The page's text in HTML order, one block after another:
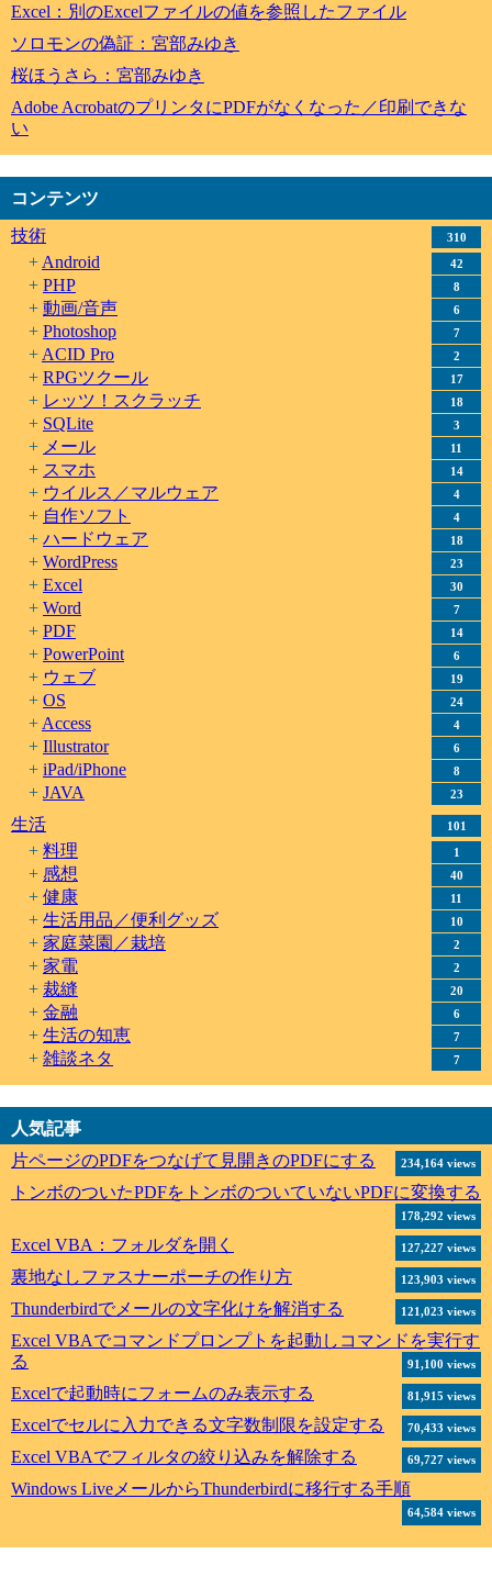
Excel：別のExcelファイルの値を参照したファイル
ソロモンの偽証：宮部みゆき
桜ほうさら：宮部みゆき
Adobe AcrobatのプリンタにPDFがなくなった／印刷できな
い
コンテンツ
技術
310
Android 42
PHP 8
動画/音声 6
Photoshop 7
ACID Pro 2
RPGツクール 17
レッツ！スクラッチ 18
SQLite 3
メール 11
スマホ 14
ウイルス／マルウェア 4
自作ソフト 4
ハードウェア 18
WordPress 23
Excel 30
Word 7
PDF 14
PowerPoint 6
ウェブ 19
OS 24
Access 4
Illustrator 6
iPad/iPhone 8
JAVA 23
生活 101
料理 1
感想 40
健康 11
生活用品／便利グッズ 10
家庭菜園／栽培 2
家電 2
裁縫 20
金融 6
生活の知恵 7
雑談ネタ 7
人気記事
片ページのPDFをつなげて見開きのPDFにする
234,164 views
トンボのついたPDFをトンボのついていないPDFに変換する
178,292 views
Excel VBA：フォルダを開く 127,227 views
裏地なしファスナーポーチの作り方 123,903 views
Thunderbirdでメールの文字化けを解消する 121,023 views
Excel VBAでコマンドプロンプトを起動しコマンドを実行す
る
91,100 views
Excelで起動時にフォームのみ表示する 81,915 views
Excelでセルに入力できる文字数制限を設定する 70,433 views
Excel VBAでフィルタの絞り込みを解除する 69,727 views
Windows LiveメールからThunderbirdに移行する手順
64,584 views